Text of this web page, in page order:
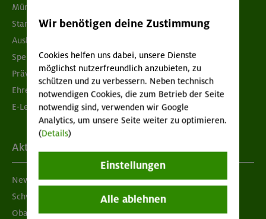
München & Oberland
Standorte
Ausbildung & Jobs
Spenden
Prävention sexualisierter Gewalt
Ehrenamtsbörse
E-Learning
Aktuelles
Newsletter
Schwarzes Brett
Obacht geben!
Wir benötigen deine Zustimmung
Cookies helfen uns dabei, unsere Dienste
möglichst nutzerfreundlich anzubieten, zu
schützen und zu verbessern. Neben technisch
notwendigen Cookies, die zum Betrieb der Seite
notwendig sind, verwenden wir Google
Analytics, um unsere Seite weiter zu optimieren.
(Details)
Einstellungen
Alle ablehnen